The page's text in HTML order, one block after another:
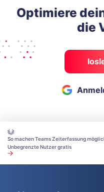
Optimiere
die
So machen Teams Zeiterfassung
Unbegrenzte Nutzer gratis